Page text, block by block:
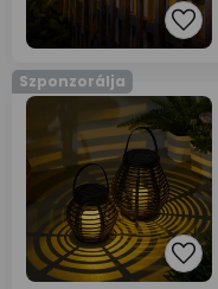
Szponzorálja